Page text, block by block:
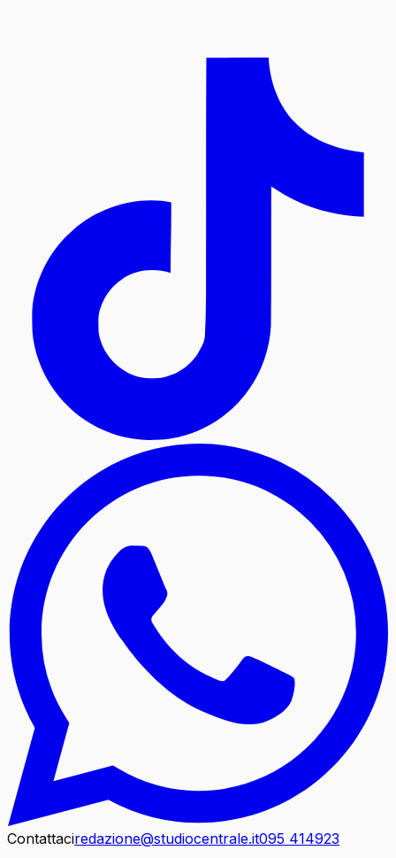
Contattaciredazione@studiocentrale.it095 414923